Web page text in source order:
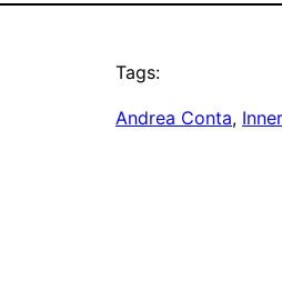
Tags:
Andrea Conta,